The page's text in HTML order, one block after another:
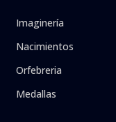
Imaginería
Nacimientos
Orfebreria
Medallas